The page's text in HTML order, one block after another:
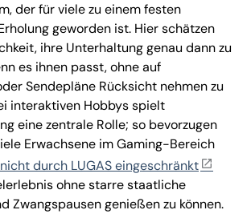
der für viele zu einem festen
geworden ist. Hier schätzen
ihre Unterhaltung genau dann zu
es ihnen passt, ohne auf
Sendepläne Rücksicht nehmen zu
interaktiven Hobbys spielt
eine zentrale Rolle; so bevorzugen
Erwachsene im Gaming-Bereich
nicht durch LUGAS eingeschränkt
ohne starre staatliche
Zwangspausen genießen zu können.